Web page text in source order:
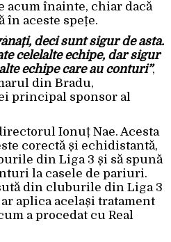
acum înainte, chiar dacă
în aceste spețe.
deci sunt sigur de asta.
celelalte echipe, dar sigur
echipe care au conturi”,
din Bradu,
principal sponsor al
Ionuț Nae. Acesta
corectă și echidistantă,
din Liga 3 și să spună
la casele de pariuri.
din cluburile din Liga 3
aplica același tratament
a procedat cu Real